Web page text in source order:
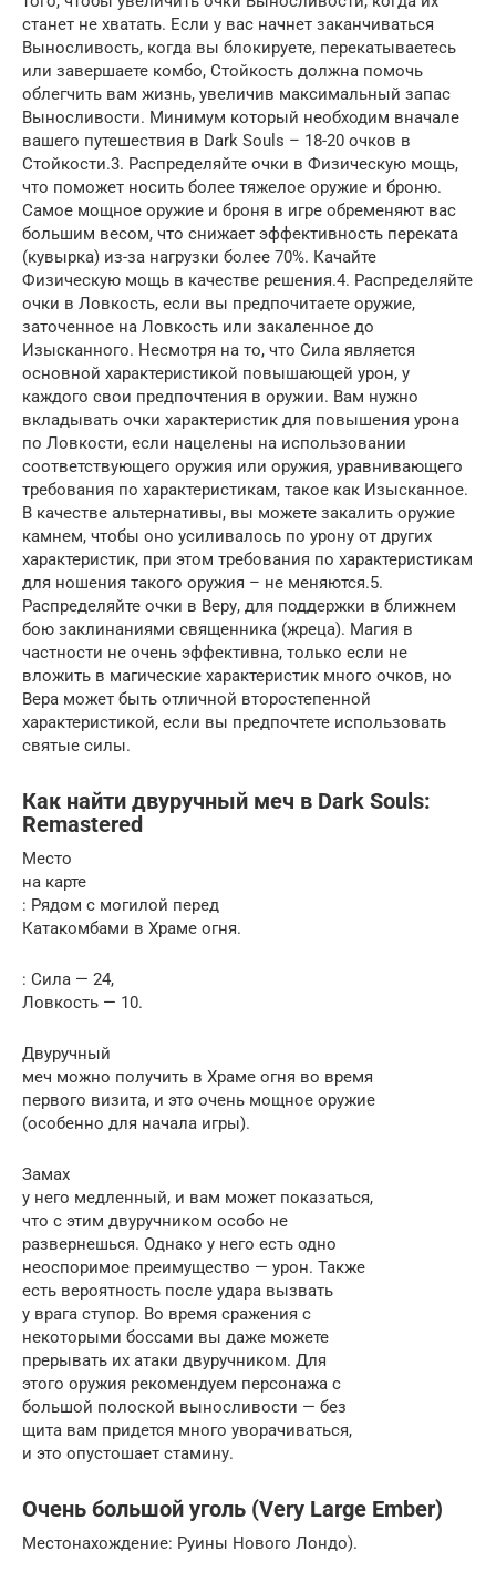
станет не хватать. Если у вас начнет заканчиваться
Выносливость, когда вы блокируете, перекатываетесь
или завершаете комбо, Стойкость должна помочь
облегчить вам жизнь, увеличив максимальный запас
Выносливости. Минимум который необходим вначале
вашего путешествия в Dark Souls – 18-20 очков в
Стойкости.3. Распределяйте очки в Физическую мощь,
что поможет носить более тяжелое оружие и броню.
Самое мощное оружие и броня в игре обременяют вас
большим весом, что снижает эффективность переката
(кувырка) из-за нагрузки более 70%. Качайте
Физическую мощь в качестве решения.4. Распределяйте
очки в Ловкость, если вы предпочитаете оружие,
заточенное на Ловкость или закаленное до
Изысканного. Несмотря на то, что Сила является
основной характеристикой повышающей урон, у
каждого свои предпочтения в оружии. Вам нужно
вкладывать очки характеристик для повышения урона
по Ловкости, если нацелены на использовании
соответствующего оружия или оружия, уравнивающего
требования по характеристикам, такое как Изысканное.
В качестве альтернативы, вы можете закалить оружие
камнем, чтобы оно усиливалось по урону от других
характеристик, при этом требования по характеристикам
для ношения такого оружия – не меняются.5.
Распределяйте очки в Веру, для поддержки в ближнем
бою заклинаниями священника (жреца). Магия в
частности не очень эффективна, только если не
вложить в магические характеристик много очков, но
Вера может быть отличной второстепенной
характеристикой, если вы предпочтете использовать
святые силы.
Как найти двуручный меч в Dark Souls:
Remastered
Место
на карте
: Рядом с могилой перед
Катакомбами в Храме огня.
: Сила — 24,
Ловкость — 10.
Двуручный
меч можно получить в Храме огня во время
первого визита, и это очень мощное оружие
(особенно для начала игры).
Замах
у него медленный, и вам может показаться,
что с этим двуручником особо не
развернешься. Однако у него есть одно
неоспоримое преимущество — урон. Также
есть вероятность после удара вызвать
у врага ступор. Во время сражения с
некоторыми боссами вы даже можете
прерывать их атаки двуручником. Для
этого оружия рекомендуем персонажа с
большой полоской выносливости — без
щита вам придется много уворачиваться,
и это опустошает стамину.
Очень большой уголь (Very Large Ember)
Местонахождение: Руины Нового Лондо).